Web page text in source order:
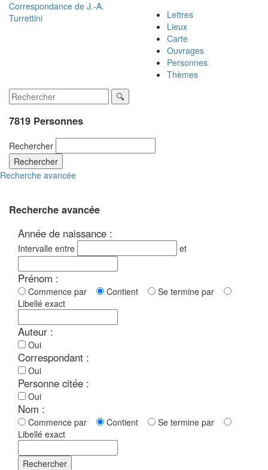
Correspondance de J.-A.
Turrettini
Lettres
Lieux
Carte
Ouvrages
Personnes
Thèmes
7819 Personnes
Rechercher
Rechercher
Recherche avancée
Recherche avancée
Année de naissance :
Intervalle entre et
Prénom :
Commence par Contient
Se termine par
Libellé exact
Auteur :
Oui
Correspondant :
Oui
Personne citée :
Oui
Nom :
Commence par Contient
Se termine par
Libellé exact
Rechercher